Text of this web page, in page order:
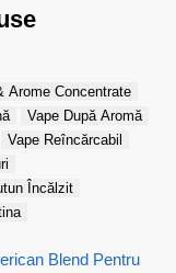
Arome Concentrate
Vape După Aromă
Vape Reîncărcabil
Încălzit
Blend Pentru